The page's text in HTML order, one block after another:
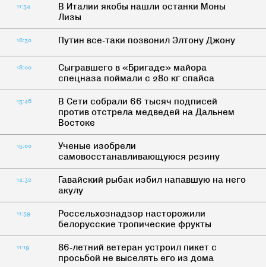
11:34
В Италии якобы нашли останки Моны
Лизы
18:30 Путин все-таки позвонил Элтону Джону
18:00
Сыгравшего в «Бригаде» майора
спецназа поймали с 280 кг спайса
15:46
В Сети собрали 66 тысяч подписей
против отстрела медведей на Дальнем
Востоке
15:00
Ученые изобрели
самовосстанавливающуюся резину
14:32
Гавайский рыбак избил напавшую на него
акулу
11:59
Россельхознадзор насторожили
белорусские тропические фрукты
11:19
86-летний ветеран устроил пикет с
просьбой не выселять его из дома